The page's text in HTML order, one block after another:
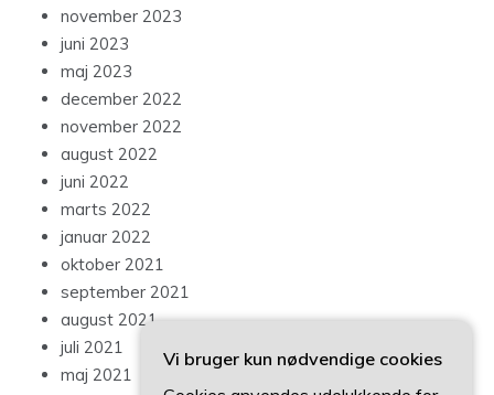
november 2023
juni 2023
maj 2023
december 2022
november 2022
august 2022
juni 2022
marts 2022
januar 2022
oktober 2021
september 2021
august 2021
juli 2021
maj 2021
Vi bruger kun nødvendige cookies